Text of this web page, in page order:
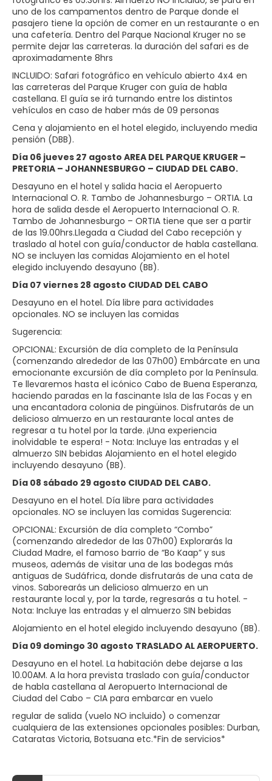
uno de los campamentos dentro de Parque donde el
pasajero tiene la opción de comer en un restaurante o en
una cafetería. Dentro del Parque Nacional Kruger no se
permite dejar las carreteras. la duración del safari es de
aproximadamente 8hrs
INCLUIDO: Safari fotográfico en vehículo abierto 4x4 en
las carreteras del Parque Kruger con guía de habla
castellana. El guía se irá turnando entre los distintos
vehículos en caso de haber más de 09 personas
Cena y alojamiento en el hotel elegido, incluyendo media
pensión (DBB).
Día 06 jueves 27 agosto AREA DEL PARQUE KRUGER –
PRETORIA – JOHANNESBURGO – CIUDAD DEL CABO.
Desayuno en el hotel y salida hacia el Aeropuerto
Internacional O. R. Tambo de Johannesburgo – ORTIA. La
hora de salida desde el Aeropuerto Internacional O. R.
Tambo de Johannesburgo – ORTIA tiene que ser a partir
de las 19.00hrs.Llegada a Ciudad del Cabo recepción y
traslado al hotel con guía/conductor de habla castellana.
NO se incluyen las comidas Alojamiento en el hotel
elegido incluyendo desayuno (BB).
Día 07 viernes 28 agosto CIUDAD DEL CABO
Desayuno en el hotel. Día libre para actividades
opcionales. NO se incluyen las comidas
Sugerencia:
OPCIONAL: Excursión de día completo de la Península
(comenzando alrededor de las 07h00) Embárcate en una
emocionante excursión de día completo por la Península.
Te llevaremos hasta el icónico Cabo de Buena Esperanza,
haciendo paradas en la fascinante Isla de las Focas y en
una encantadora colonia de pingüinos. Disfrutarás de un
delicioso almuerzo en un restaurante local antes de
regresar a tu hotel por la tarde. ¡Una experiencia
inolvidable te espera! - Nota: Incluye las entradas y el
almuerzo SIN bebidas Alojamiento en el hotel elegido
incluyendo desayuno (BB).
Día 08 sábado 29 agosto CIUDAD DEL CABO.
Desayuno en el hotel. Día libre para actividades
opcionales. NO se incluyen las comidas Sugerencia:
OPCIONAL: Excursión de día completo “Combo”
(comenzando alrededor de las 07h00) Explorarás la
Ciudad Madre, el famoso barrio de “Bo Kaap” y sus
museos, además de visitar una de las bodegas más
antiguas de Sudáfrica, donde disfrutarás de una cata de
vinos. Saborearás un delicioso almuerzo en un
restaurante local y, por la tarde, regresarás a tu hotel. -
Nota: Incluye las entradas y el almuerzo SIN bebidas
Alojamiento en el hotel elegido incluyendo desayuno (BB).
Día 09 domingo 30 agosto TRASLADO AL AEROPUERTO.
Desayuno en el hotel. La habitación debe dejarse a las
10.00AM. A la hora prevista traslado con guía/conductor
de habla castellana al Aeropuerto Internacional de
Ciudad del Cabo – CIA para embarcar en vuelo
regular de salida (vuelo NO incluido) o comenzar
cualquiera de las extensiones opcionales posibles: Durban,
Cataratas Victoria, Botsuana etc.*Fin de servicios*